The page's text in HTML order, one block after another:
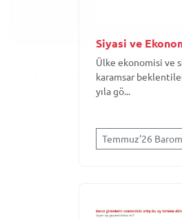
Siyasi ve
Ülke ekonomisi ve
karamsar
yıla gö...
Temmuz'26